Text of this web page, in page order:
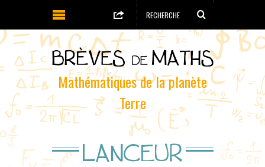
Mathématiques de la planète
Terre
LANCEUR